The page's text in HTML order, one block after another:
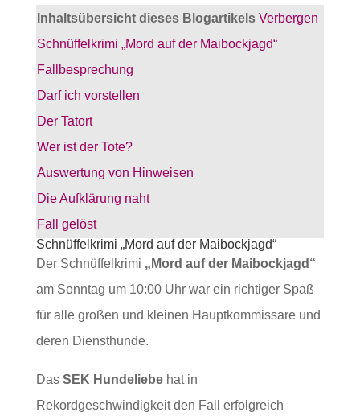
Inhaltsübersicht dieses Blogartikels Verbergen
Schnüffelkrimi „Mord auf der Maibockjagd“
Fallbesprechung
Darf ich vorstellen
Der Tatort
Wer ist der Tote?
Auswertung von Hinweisen
Die Aufklärung naht
Fall gelöst
Schnüffelkrimi „Mord auf der Maibockjagd“
Der Schnüffelkrimi „Mord auf der Maibockjagd“
am Sonntag um 10:00 Uhr war ein richtiger Spaß
für alle großen und kleinen Hauptkommissare und
deren Diensthunde.
Das SEK Hundeliebehat in
Rekordgeschwindigkeit den Fall erfolgreich